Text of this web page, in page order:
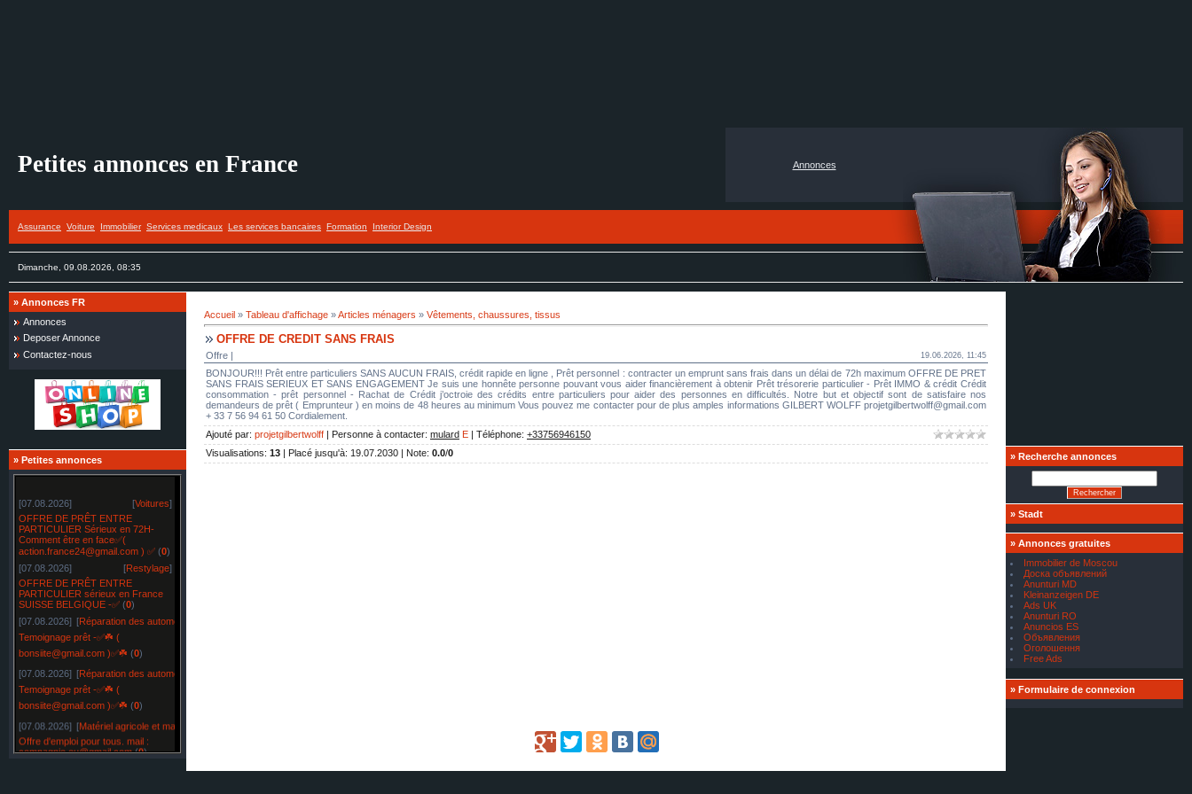
Petites annonces en France Annonces
Assurance Voiture Immobilier Services medicaux Les services bancaires Formation Interior Design
Dimanche, 09.08.2026, 08:35
» Annonces FR
Annonces
Deposer Annonce
Contactez-nous
» Petites annonces
[07.08.2026] [Voitures]
OFFRE DE PRÊT ENTRE
PARTICULIER Sérieux en 72H-
Comment être en face✅(
action.france24@gmail.com ) ✅ (0)
[07.08.2026]
[Restylage]
OFFRE DE PRÊT ENTRE
PARTICULIER sérieux en France
SUISSE BELGIQUE -✅ (0)
[07.08.2026] [Réparation des automobiles
Temoignage prêt -✅☘️ (
bonsiite@gmail.com )✅☘️ (0)
[07.08.2026] [Réparation des automobiles
Temoignage prêt -✅☘️ (
bonsiite@gmail.com )✅☘️ (0)
[07.08.2026] [Matériel agricole et matériel spécial
Offre d'emploi pour tous. mail :
compagnie.eu@gmail.com (0)
Accueil » Tableau d'affichage »Articles ménagers » Vêtements, chaussures, tissus
OFFRE DE CREDIT SANS FRAIS
Offre | 19.06.2026, 11:45
BONJOUR!!! Prêt entre particuliers SANS AUCUN FRAIS, crédit rapide en ligne , Prêt personnel : contracter un emprunt sans frais dans un délai de 72h maximum OFFRE DE PRET
SANS FRAIS SERIEUX ET SANS ENGAGEMENT Je suis une honnête personne pouvant vous aider financièrement à obtenir Prêt trésorerie particulier - Prêt IMMO & crédit Crédit
consommation - prêt personnel - Rachat de Crédit j’octroie des crédits entre particuliers pour aider des personnes en difficultés. Notre but et objectif sont de satisfaire nos
demandeurs de prêt ( Emprunteur ) en moins de 48 heures au minimum Vous pouvez me contacter pour de plus amples informations GILBERT WOLFF projetgilbertwolff@gmail.com
+ 33 7 56 94 61 50 Cordialement.
Ajouté par: projetgilbertwolff | Personne à contacter: mulard E | Téléphone: +33756946150
Visualisations: 13 | Placé jusqu'à: 19.07.2030 | Note: 0.0/0 » Recherche annonces
» Stadt
» Annonces gratuites
Immobilier de Moscou
Доска объявлений
Anunturi MD
Kleinanzeigen DE
Ads UK
Anunturi RO
Anuncios ES
Объявления
Оголошення
Free Ads
» Formulaire de connexion